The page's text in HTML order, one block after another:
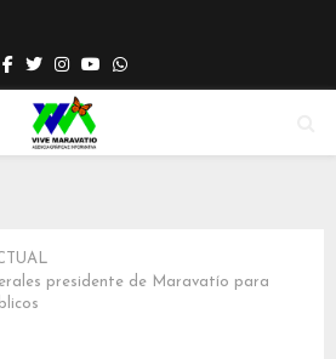
Facebook
TwitterInstagram
YoutubeWhatsapp
presidente de Maravatío para